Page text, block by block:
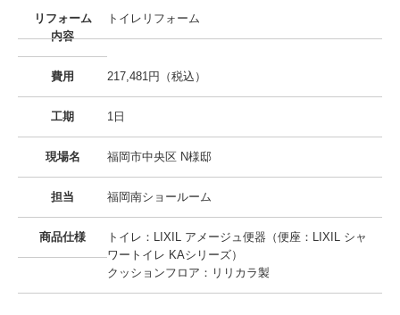
リフォーム
内容
トイレリフォーム
費用 217,481円（税込）
工期 1日
現場名 福岡市中央区 N様邸
担当 福岡南ショールーム
商品仕様
トイレ：LIXIL アメージュ便器（便座：LIXIL シャ
ワートイレ KAシリーズ）
クッションフロア：リリカラ製